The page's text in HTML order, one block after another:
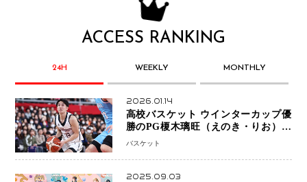
ACCESS RANKING
24H WEEKLY MONTHLY
2026.01.14
高校バスケット ウインターカップ優
勝のPG榎木璃旺（えのき・りお）が
プロの現場へ―。
バスケット
2025.09.03